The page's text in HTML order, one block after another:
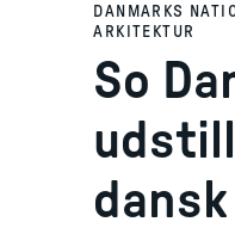
DANMARKS
ARKITEKTUR
So